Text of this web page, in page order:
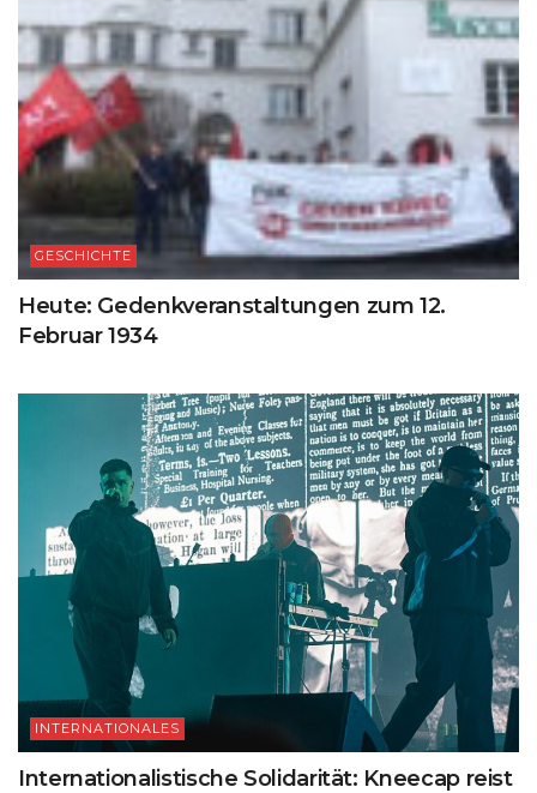
GESCHICHTE
Heute: Gedenkveranstaltungen zum 12.
Februar 1934
INTERNATIONALES
Internationalistische Solidarität: Kneecap reist